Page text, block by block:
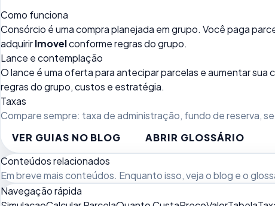
Como funciona
Consórcio é uma compra planejada em grupo. Você paga
adquirirImovelconforme regras do grupo.
Lance e contemplação
O lance é uma oferta para antecipar parcelas e aumentar
regras do grupo, custos e estratégia.
Taxas
Compare sempre: taxa de administração, fundo de reserva,
VER GUIAS NO BLOG
ABRIR GLOSSÁRIO
Conteúdos relacionados
Em breve mais conteúdos. Enquanto isso, vejao blog e o
Navegação rápida